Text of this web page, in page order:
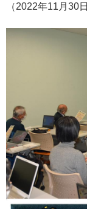
（2022年11月30日